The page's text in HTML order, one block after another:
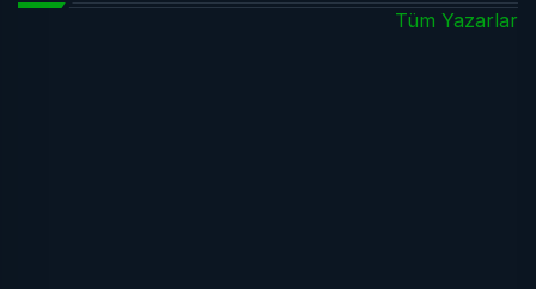
Tüm Yazarlar